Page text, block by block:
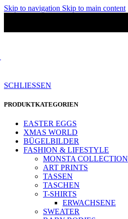
Skip to navigation Skip to main content
SCHLIESSEN
PRODUKTKATEGORIEN
EASTER EGGS
XMAS WORLD
BÜGELBILDER
FASHION & LIFESTYLE
MONSTA COLLECTION
ART PRINTS
TASSEN
TASCHEN
T-SHIRTS
ERWACHSENE
SWEATER